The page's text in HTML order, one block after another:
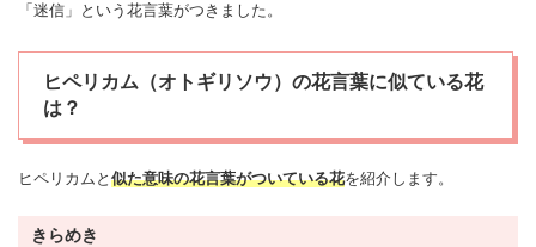
「迷信」という花言葉がつきました。
ヒペリカム（オトギリソウ）の花言葉に似ている花
は？
ヒペリカムと 似た意味の花言葉がついている花を紹介します。
きらめき